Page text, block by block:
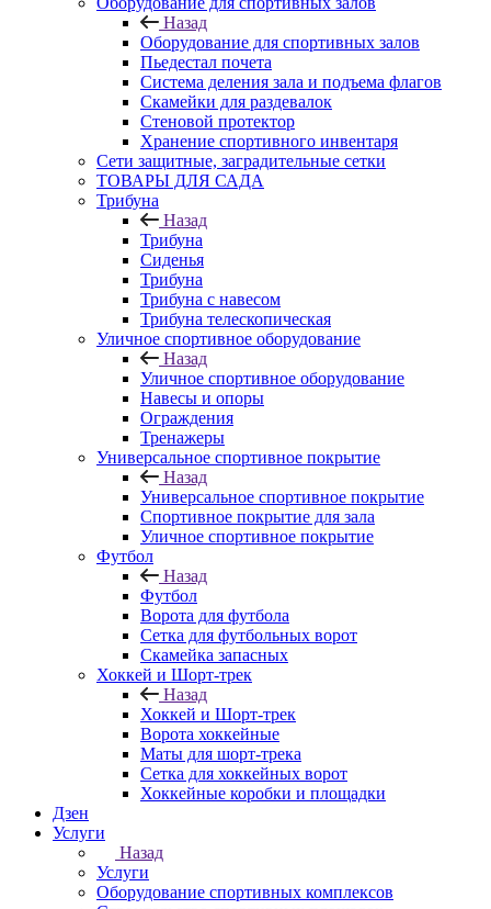
Назад
Оборудование для спортивных залов
Пьедестал почета
Система деления зала и подъема флагов
Скамейки для раздевалок
Стеновой протектор
Хранение спортивного инвентаря
Сети защитные, заградительные сетки
ТОВАРЫ ДЛЯ САДА
Трибуна
Назад
Трибуна
Сиденья
Трибуна
Трибуна с навесом
Трибуна телескопическая
Уличное спортивное оборудование
Назад
Уличное спортивное оборудование
Навесы и опоры
Ограждения
Тренажеры
Универсальное спортивное покрытие
Назад
Универсальное спортивное покрытие
Спортивное покрытие для зала
Уличное спортивное покрытие
Футбол
Назад
Футбол
Ворота для футбола
Сетка для футбольных ворот
Скамейка запасных
Хоккей и Шорт-трек
Назад
Хоккей и Шорт-трек
Ворота хоккейные
Маты для шорт-трека
Сетка для хоккейных ворот
Хоккейные коробки и площадки
Дзен
Услуги
Назад
Услуги
Оборудование спортивных комплексов